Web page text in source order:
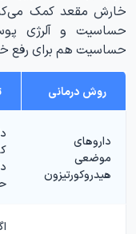
خارش مقعد کمک
حساسیت و آلرژی
حساسیت هم برای رفع
روش درمانی
داروهای
موضعی
هیدروکورتیزون